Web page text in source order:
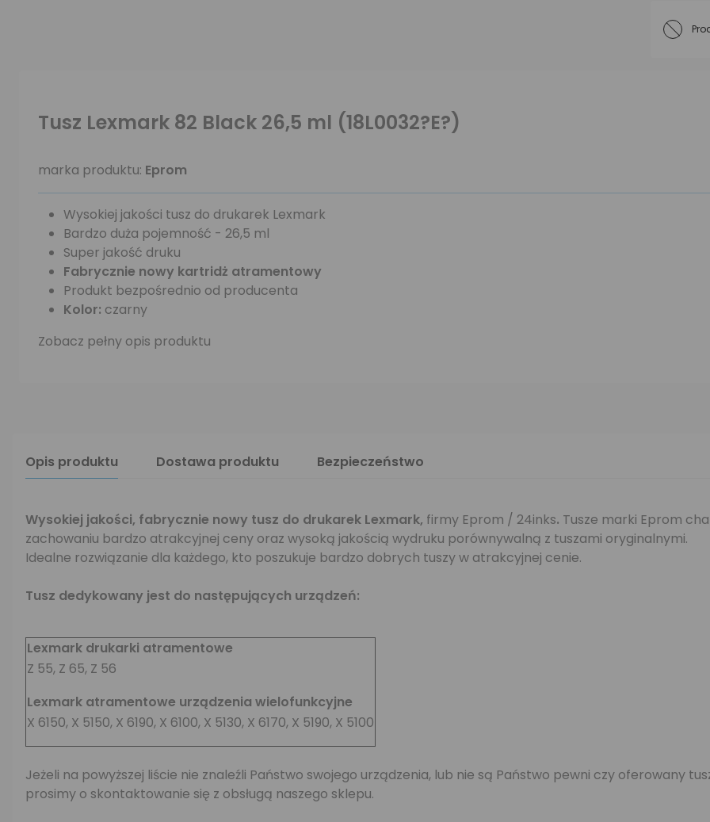
Tusz Lexmark 82 Black 26,5 ml (18L0032?E?)
marka produktu: Eprom
Wysokiej jakości tusz do drukarek Lexmark
Bardzo duża pojemność - 26,5 ml
Super jakość druku
Fabrycznie nowy kartridż atramentowy
Produkt bezpośrednio od producenta
Kolor: czarny
Zobacz pełny opis produktu
Opis produktu Dostawa produktu Bezpieczeństwo
Wysokiej jakości, fabrycznie nowy tusz do drukarek Lexmark, firmy Eprom / 24inks. Tusze marki Eprom
zachowaniu bardzo atrakcyjnej ceny oraz wysoką jakością wydruku porównywalną z tuszami oryginalnymi.
Idealne rozwiązanie dla każdego, kto poszukuje bardzo dobrych tuszy w atrakcyjnej cenie.
Tusz dedykowany jest do następujących urządzeń:
Lexmark drukarki atramentowe
Z 55, Z 65, Z 56
Lexmark atramentowe urządzenia wielofunkcyjne
X 6150, X 5150, X 6190, X 6100, X 5130, X 6170, X 5190, X 5100
Jeżeli na powyższej liście nie znaleźli Państwo swojego urządzenia, lub nie są Państwo pewni czy oferowany
prosimy o skontaktowanie się z obsługą naszego sklepu.